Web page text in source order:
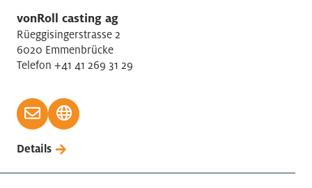
vonRoll casting ag
Rüeggisingerstrasse 2
6020 Emmenbrücke
Telefon +41 41 269 31 29
Details